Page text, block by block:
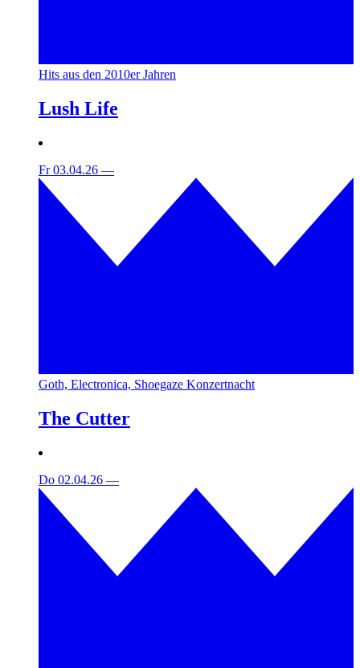
Hits aus den 2010er Jahren
Lush Life
Fr 03.04.26 —
Goth, Electronica, Shoegaze Konzertnacht
The Cutter
Do 02.04.26 —